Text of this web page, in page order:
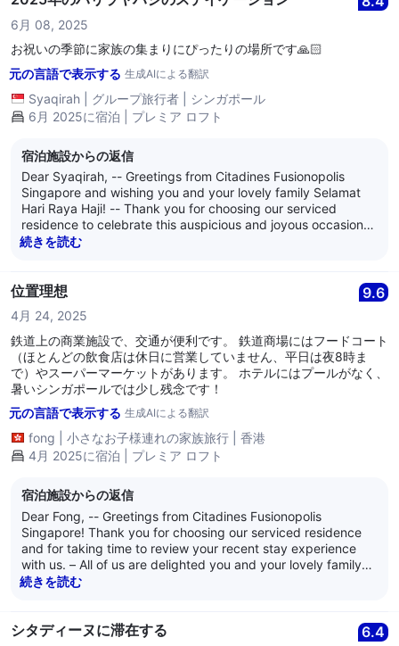
learn that our one-bedroom Executive Loft apartment met
your expectations. Your encouragement motivates our team
to continue maintaining high standards in both housekeeping
your support and positive comments. We look forward to
welcoming you and your lovely family back for another
enjoyable stay in the future. -- We are at your service, and
we wish all of you well. -- Kind regards, -- The management
6月 08, 2025
お祝いの季節に家族の集まりにぴったりの場所です🙏🏻
元の言語で表示する 生成AIによる翻訳
Syaqirah グループ旅行者
シンガポール
6月 2025に宿泊 | プレミア ロフト
宿泊施設からの返信
Dear Syaqirah, -- Greetings from Citadines Fusionopolis
Singapore and wishing you and your lovely family Selamat
Hari Raya Haji! -- Thank you for choosing our serviced
residence to celebrate this auspicious and joyous occasion
with your lovely family. -- We are indeed thrilled to learn you
welcoming you and your lovely family again in the future. --
regards, -- The management of Citadines Fusionopolis
Singapore
続きを読む
位置理想 9.6
4月 24, 2025
鉄道上の商業施設で、交通が便利です。 鉄道商場にはフードコート
（ほとんどの飲食店は休日に営業していません、平日は夜8時ま
で）やスーパーマーケットがあります。 ホテルにはプールがなく、
暑いシンガポールでは少し残念です！
元の言語で表示する 生成AIによる翻訳
fong 小さなお子様連れの家族旅行
香港
4月 2025に宿泊 | プレミア ロフト
宿泊施設からの返信
Dear Fong, -- Greetings from Citadines Fusionopolis
Singapore! Thank you for choosing our serviced residence
and for taking time to review your recent stay experience
with us. – All of us are delighted you and your lovely family
had an enjoyable and comfortable stay with us, and you
North MRT station within the same building complex. – We
続きを読む
シタディーヌに滞在する 6.4